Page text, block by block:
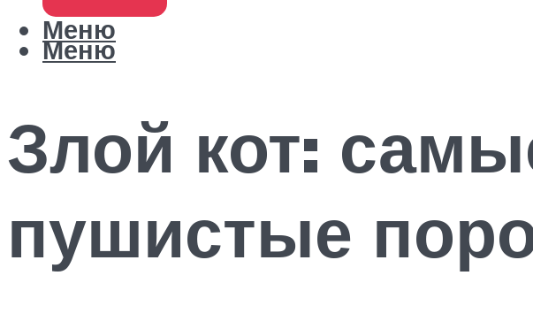
Меню
Меню
Злой кот:
пушистые